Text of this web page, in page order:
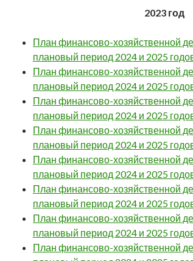
2023 год
План финансово-хозяйственной
плановый период 2024 и 2025
План финансово-хозяйственной
плановый период 2024 и 2025
План финансово-хозяйственной
плановый период 2024 и 2025
План финансово-хозяйственной
плановый период 2024 и 2025
План финансово-хозяйственной
плановый период 2024 и 2025
План финансово-хозяйственной
плановый период 2024 и 2025
План финансово-хозяйственной
плановый период 2024 и 2025
План финансово-хозяйственной